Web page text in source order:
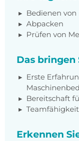
Bedienen von
Abpacken
Prüfen von
Das bringen
Erste
Bereitschaft
Erkennen